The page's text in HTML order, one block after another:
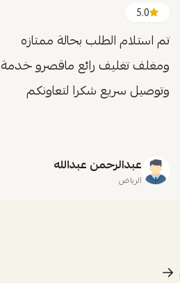
5.0
تم استلام الطلب بحالة ممتازه
ومغلف تغليف رائع ماقصرو خدمة
وتوصيل سريع شكرا لتعاونكم
عبدالرحمن عبدالله
الرياض